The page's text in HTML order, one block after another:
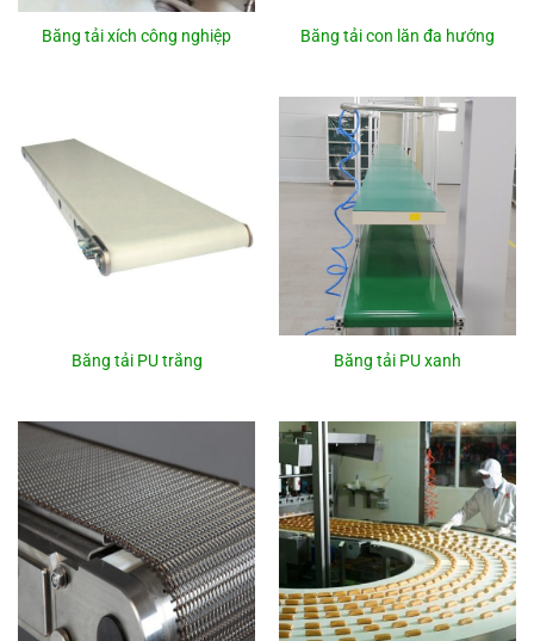
Băng tải xích công nghiệp Băng tải con lăn đa hướng
Băng tải PU trắng Băng tải PU xanh